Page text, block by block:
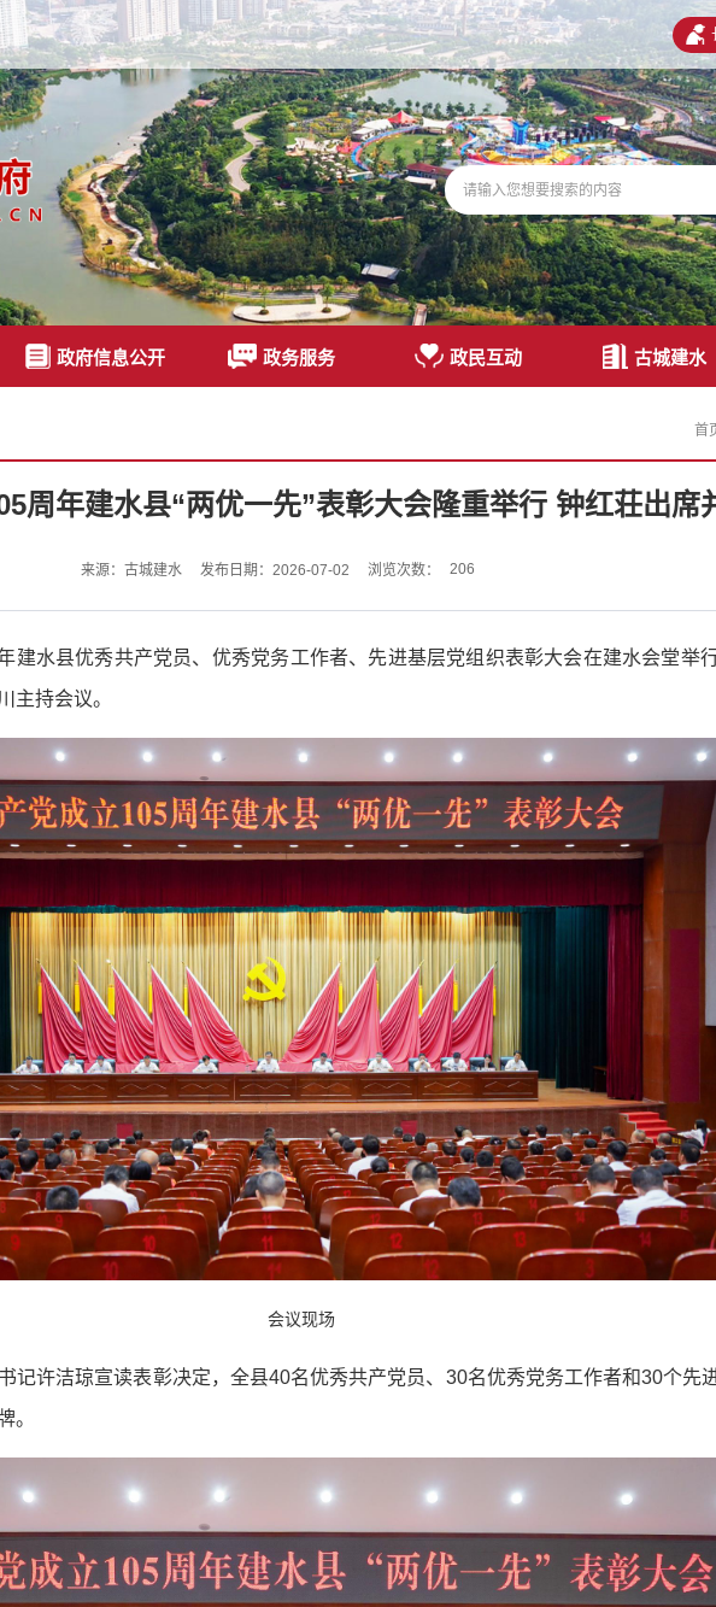
政府信息公开 政务服务 政民互动 古城建水
首
周年建水县“两优一先”表彰大会隆重举行 钟红荘出席
来源：古城建水 发布日期：2026-07-02 浏览次数： 206
建水县优秀共产党员、优秀党务工作者、先进基层党组织表彰大会在建水会堂举
主持会议。
会议现场
记许洁琼宣读表彰决定，全县40名优秀共产党员、30名优秀党务工作者和30个先
。